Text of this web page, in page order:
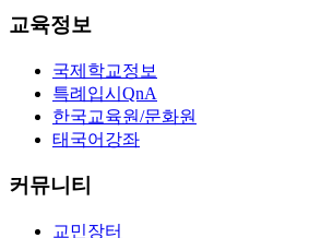
교육정보
국제학교정보
특례입시QnA
한국교육원/문화원
태국어강좌
커뮤니티
교민장터